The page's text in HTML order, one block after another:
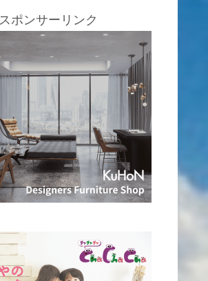
スポンサーリンク